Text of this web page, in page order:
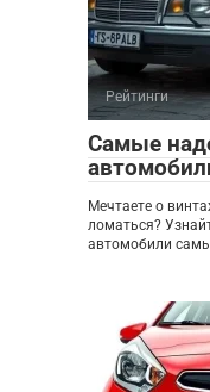
Рейтинги
Самые
Мечтаете о
ломаться?
автомобили